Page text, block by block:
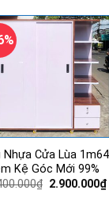
Nhựa Cửa Lùa 1m64
Kệ Góc Mới 99%
₫ Giá
2.900.000₫